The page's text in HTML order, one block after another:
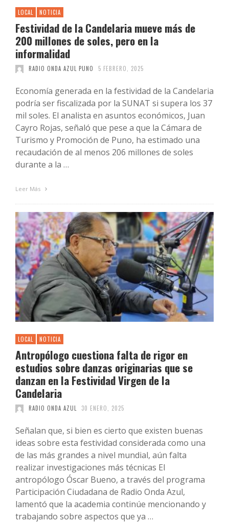
LOCAL NOTICIA
Festividad de la Candelaria mueve más de
200 millones de soles, pero en la
informalidad
RADIO ONDA AZUL PUNO 5 FEBRERO, 2025
Economía generada en la festividad de la Candelaria
podría ser fiscalizada por la SUNAT si supera los 37
mil soles. El analista en asuntos económicos, Juan
Cayro Rojas, señaló que pese a que la Cámara de
Turismo y Promoción de Puno, ha estimado una
recaudación de al menos 206 millones de soles
durante a la …
Leer Más
LOCAL NOTICIA
Antropólogo cuestiona falta de rigor en
estudios sobre danzas originarias que se
danzan en la Festividad Virgen de la
Candelaria
RADIO ONDA AZUL 30 ENERO, 2025
Señalan que, si bien es cierto que existen buenas
ideas sobre esta festividad considerada como una
de las más grandes a nivel mundial, aún falta
realizar investigaciones más técnicas El
antropólogo Óscar Bueno, a través del programa
Participación Ciudadana de Radio Onda Azul,
lamentó que la academia continúe mencionando y
trabajando sobre aspectos que ya …